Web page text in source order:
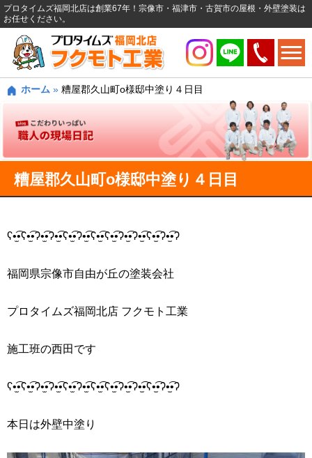
プロタイムズ福岡北店は創業67年！宗像市・福津市・古賀市の屋根・外壁塗装は
お任せください。
ホーム » 糟屋郡久山町o様邸中塗り４日目
糟屋郡久山町o様邸中塗り４日目
ʕ•̫͡•ʕ•̫͡•ʔ•̫͡•ʔ•̫͡•ʕ•̫͡•ʔ•̫͡•ʕ•̫͡•ʕ•̫͡•ʔ•̫͡•ʔ•̫͡•ʕ•̫͡•ʔ•̫͡•ʔ
福岡県宗像市自由が丘の塗装会社
プロタイムズ福岡北店 フクモト工業
施工班の西田です
ʕ•̫͡•ʕ•̫͡•ʔ•̫͡•ʔ•̫͡•ʕ•̫͡•ʔ•̫͡•ʕ•̫͡•ʕ•̫͡•ʔ•̫͡•ʔ•̫͡•ʕ•̫͡•ʔ•̫͡•ʔ
本日は外壁中塗り